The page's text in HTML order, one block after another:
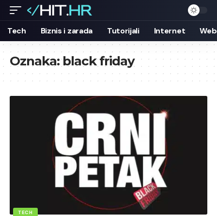
Tech Biznis i zarada Tutorijali Internet
Oznaka:black friday
TECH